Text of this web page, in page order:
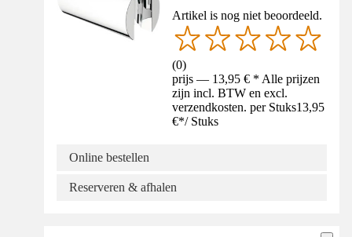
Artikel is nog niet beoordeeld.
(0)
prijs — 13,95 € * Alle prijzen
zijn incl. BTW en excl.
verzendkosten. per Stuks13,95
€*/ Stuks
Online bestellen
Reserveren & afhalen